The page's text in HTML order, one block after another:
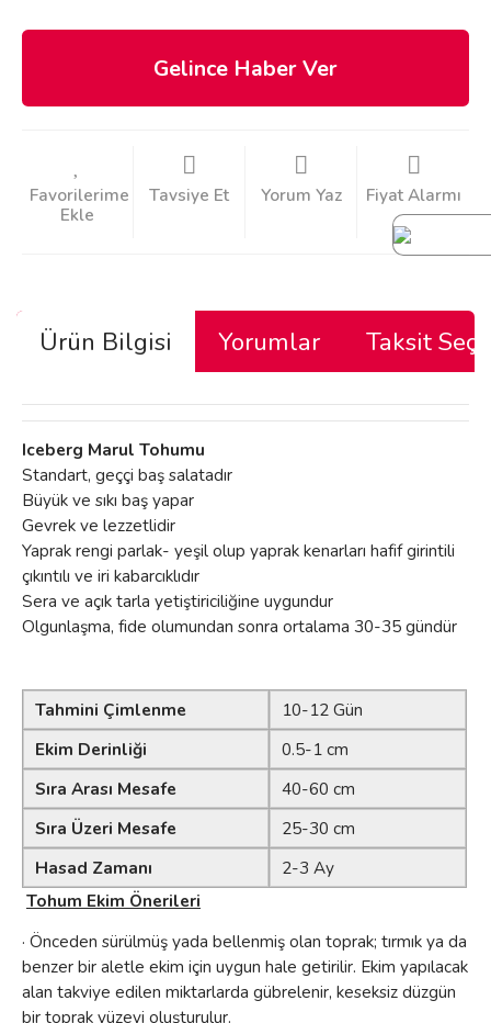
Gelince Haber Ver
Tavsiye Et Yorum Yaz Fiyat Alarmı
Ürün Bilgisi Yorumlar Taksit
Iceberg Marul Tohumu
Standart, geççi baş salatadır
Büyük ve sıkı baş yapar
Gevrek ve lezzetlidir
Yaprak rengi parlak- yeşil olup yaprak kenarları hafif girintili
çıkıntılı ve iri kabarcıklıdır
Sera ve açık tarla yetiştiriciliğine uygundur
Olgunlaşma, fide olumundan sonra ortalama 30-35 gündür
Tahmini Çimlenme
10-12 Gün
Ekim Derinliği
0.5-1 cm
Sıra Arası Mesafe
40-60 cm
Sıra Üzeri Mesafe
25-30 cm
Hasad Zamanı
2-3 Ay
Tohum Ekim Önerileri
· Önceden sürülmüş yada bellenmiş olan toprak; tırmık ya da
benzer bir aletle ekim için uygun hale getirilir. Ekim yapılacak
alan takviye edilen miktarlarda gübrelenir, keseksiz düzgün
bir toprak yüzeyi oluşturulur.